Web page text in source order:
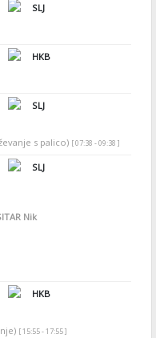
SLJ
HKB
SLJ
s palico) [ 07:38 - 09:38 ]
SLJ
Nik
HKB
[ 15:55 - 17:55 ]